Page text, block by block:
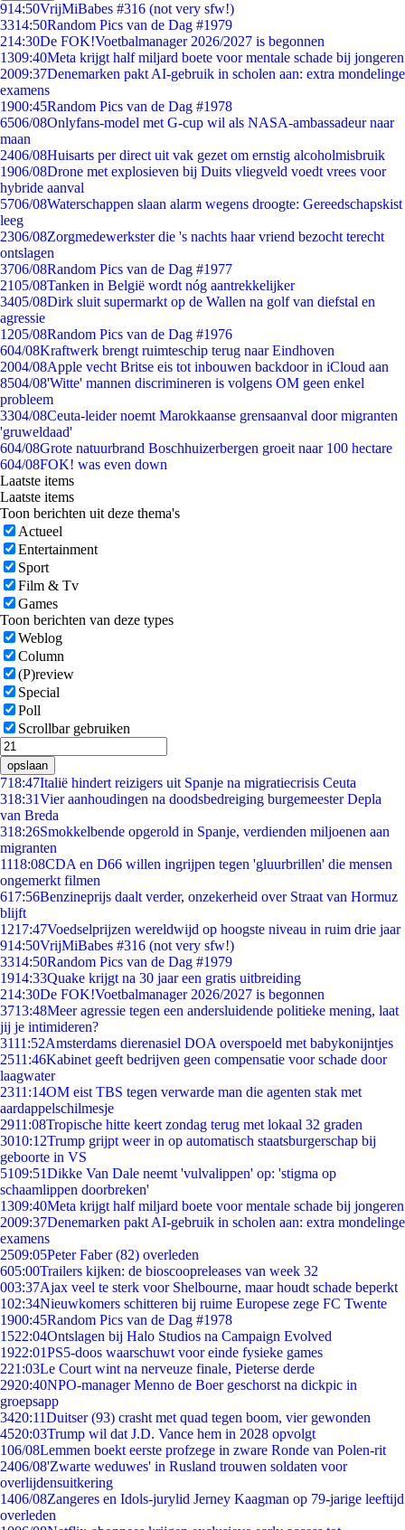
914:50VrijMiBabes #316 (not very sfw!)
3314:50Random Pics van de Dag #1979
214:30De FOK!Voetbalmanager 2026/2027 is begonnen
1309:40Meta krijgt half miljard boete voor mentale schade bij jongeren
2009:37Denemarken pakt AI-gebruik in scholen aan: extra mondelinge
examens
1900:45Random Pics van de Dag #1978
6506/08Onlyfans-model met G-cup wil als NASA-ambassadeur naar
maan
2406/08Huisarts per direct uit vak gezet om ernstig alcoholmisbruik
1906/08Drone met explosieven bij Duits vliegveld voedt vrees voor
hybride aanval
5706/08Waterschappen slaan alarm wegens droogte: Gereedschapskist
leeg
2306/08Zorgmedewerkster die 's nachts haar vriend bezocht terecht
ontslagen
3706/08Random Pics van de Dag #1977
2105/08Tanken in België wordt nóg aantrekkelijker
3405/08Dirk sluit supermarkt op de Wallen na golf van diefstal en
agressie
1205/08Random Pics van de Dag #1976
604/08Kraftwerk brengt ruimteschip terug naar Eindhoven
2004/08Apple vecht Britse eis tot inbouwen backdoor in iCloud aan
8504/08'Witte' mannen discrimineren is volgens OM geen enkel
probleem
3304/08Ceuta-leider noemt Marokkaanse grensaanval door migranten
'gruweldaad'
604/08Grote natuurbrand Boschhuizerbergen groeit naar 100 hectare
604/08FOK! was even down
Laatste items
Laatste items
Toon berichten uit deze thema's
Actueel
Entertainment
Sport
Film & Tv
Games
Toon berichten van deze types
Weblog
Column
(P)review
Special
Poll
Scrollbar gebruiken
opslaan
718:47Italië hindert reizigers uit Spanje na migratiecrisis Ceuta
318:31Vier aanhoudingen na doodsbedreiging burgemeester Depla
van Breda
318:26Smokkelbende opgerold in Spanje, verdienden miljoenen aan
migranten
1118:08CDA en D66 willen ingrijpen tegen 'gluurbrillen' die mensen
ongemerkt filmen
617:56Benzineprijs daalt verder, onzekerheid over Straat van Hormuz
blijft
1217:47Voedselprijzen wereldwijd op hoogste niveau in ruim drie jaar
914:50VrijMiBabes #316 (not very sfw!)
3314:50Random Pics van de Dag #1979
1914:33Quake krijgt na 30 jaar een gratis uitbreiding
214:30De FOK!Voetbalmanager 2026/2027 is begonnen
3713:48Meer agressie tegen een andersluidende politieke mening, laat
jij je intimideren?
3111:52Amsterdams dierenasiel DOA overspoeld met babykonijntjes
2511:46Kabinet geeft bedrijven geen compensatie voor schade door
laagwater
2311:14OM eist TBS tegen verwarde man die agenten stak met
aardappelschilmesje
2911:08Tropische hitte keert zondag terug met lokaal 32 graden
3010:12Trump grijpt weer in op automatisch staatsburgerschap bij
geboorte in VS
5109:51Dikke Van Dale neemt 'vulvalippen' op: 'stigma op
schaamlippen doorbreken'
1309:40Meta krijgt half miljard boete voor mentale schade bij jongeren
2009:37Denemarken pakt AI-gebruik in scholen aan: extra mondelinge
examens
2509:05Peter Faber (82) overleden
605:00Trailers kijken: de bioscoopreleases van week 32
003:37Ajax veel te sterk voor Shelbourne, maar houdt schade beperkt
102:34Nieuwkomers schitteren bij ruime Europese zege FC Twente
1900:45Random Pics van de Dag #1978
1522:04Ontslagen bij Halo Studios na Campaign Evolved
1922:01PS5-doos waarschuwt voor einde fysieke games
221:03Le Court wint na nerveuze finale, Pieterse derde
2920:40NPO-manager Menno de Boer geschorst na dickpic in
groepsapp
3420:11Duitser (93) crasht met quad tegen boom, vier gewonden
4520:03Trump wil dat J.D. Vance hem in 2028 opvolgt
106/08Lemmen boekt eerste profzege in zware Ronde van Polen-rit
2406/08'Zwarte weduwes' in Rusland trouwen soldaten voor
overlijdensuitkering
1406/08Zangeres en Idols-jurylid Jerney Kaagman op 79-jarige leeftijd
overleden